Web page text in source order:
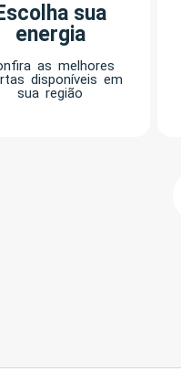
sua
energia
as melhores
disponíveis em
sua região